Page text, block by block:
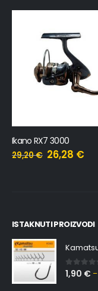
Ikano RX7 3000
29,20€ 26,28 €
ISTAKNUTI PROIZVODI
0 out
1,90 € –